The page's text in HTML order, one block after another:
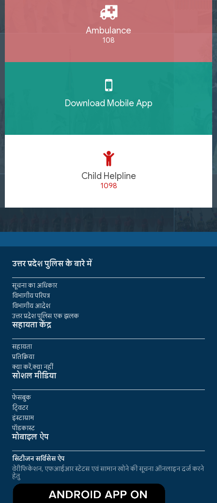
Ambulance
108
Download Mobile App
Child Helpline
1098
उत्तर प्रदेश पुलिस के बारे में
सूचना का अधिकार
विभागीय परिपत्र
विभागीय आदेश
उत्तर प्रदेश पुलिस एक झलक
सहायता केंद्र
सहायता
प्रतिक्रिया
क्या करें,क्या नहीं
सोशल मीडिया
फेसबुक
ट्विटर
इंस्टाग्राम
पॉडकास्ट
मोबाइल ऐप
सिटीजन सर्विसेस ऐप
वेरीफिकेशन, एफआईआर स्टेटस एवं सामान खोने की सूचना ऑनलाइन दर्ज करने
हेतु